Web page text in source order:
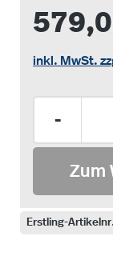
inkl. MwSt.
-
Zum
Erstling-Artikelnr.